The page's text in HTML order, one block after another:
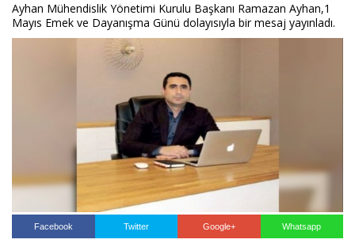
Ayhan Mühendislik Yönetimi Kurulu Başkanı Ramazan Ayhan,1
Mayıs Emek ve Dayanışma Günü dolayısıyla bir mesaj yayınladı.
Facebook Twitter Google+ Whatsapp
ANKETLER
KÜNYE
İLETİŞİM